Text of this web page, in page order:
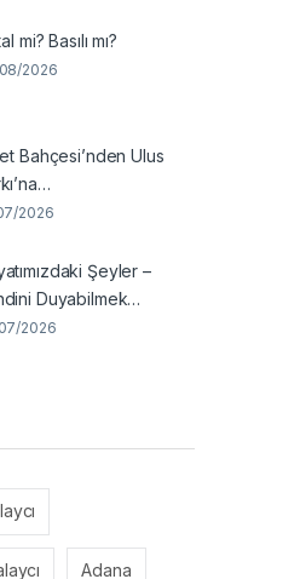
mi? Basılı mı?
2026
Bahçesi’nden Ulus
2026
Şeyler –
Duyabilmek…
2026
Adana